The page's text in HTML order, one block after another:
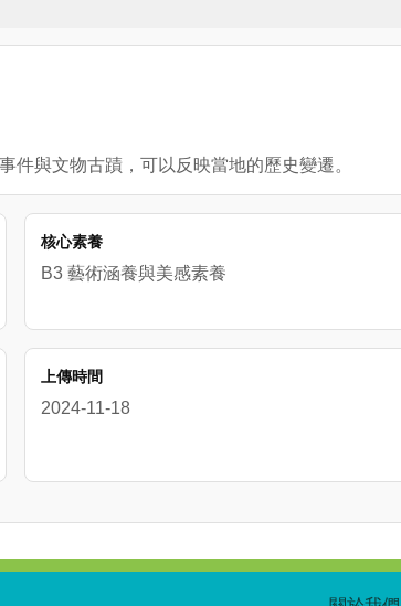
與文物古蹟，可以反映當地的歷史變遷。
核心素養
B3 藝術涵養與美感素養
上傳時間
2024-11-18